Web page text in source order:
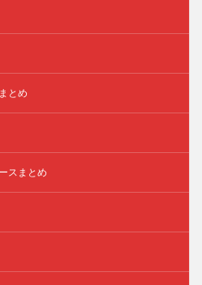
とめ
スまとめ